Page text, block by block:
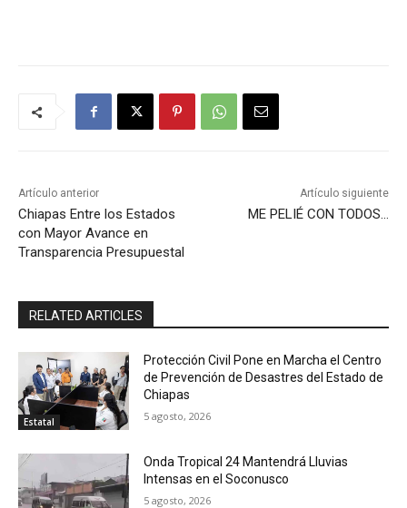
Artículo anterior
Chiapas Entre los Estados
con Mayor Avance en
Transparencia Presupuestal
Artículo siguiente
ME PELIÉ CON TODOS…
RELATED ARTICLES
Estatal
Protección Civil Pone en Marcha el Centro
de Prevención de Desastres del Estado de
Chiapas
5 agosto, 2026
Onda Tropical 24 Mantendrá Lluvias
Intensas en el Soconusco
5 agosto, 2026